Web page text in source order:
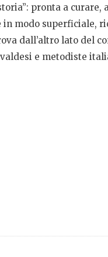
pronta a
modo superficiale,
dall’altro lato del
e metodiste